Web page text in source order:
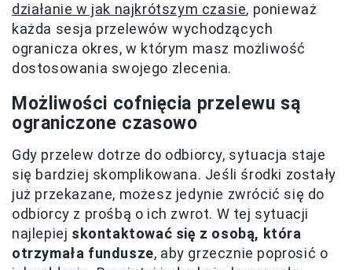
działanie w jak najkrótszym czasie, ponieważ
każda sesja przelewów wychodzących
ogranicza okres, w którym masz możliwość
dostosowania swojego zlecenia.
Możliwości cofnięcia przelewu są
ograniczone czasowo
Gdy przelew dotrze do odbiorcy, sytuacja staje
się bardziej skomplikowana. Jeśli środki zostały
już przekazane, możesz jedynie zwrócić się do
odbiorcy z prośbą o ich zwrot. W tej sytuacji
najlepiej skontaktować się z osobą, która
otrzymała fundusze, aby grzecznie poprosić o